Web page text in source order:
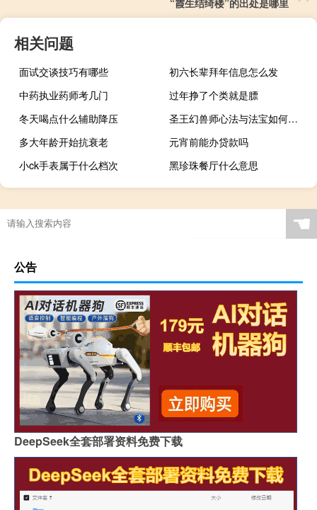
相关问题
面试交谈技巧有哪些
初六长辈拜年信息怎么发
中药执业药师考几门
过年挣了个类就是膘
冬天喝点什么辅助降压
圣王幻兽师心法与法宝如何选择（圣王幻兽师心法与法宝如何选择）
多大年龄开始抗衰老
元宵前能办贷款吗
小ck手表属于什么档次
黑珍珠餐厅什么意思
☚
公告
DeepSeek全套部署资料免费下载